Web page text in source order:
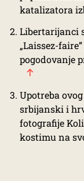
katalizatora
Libertarijanci
„Laissez-
pogodovanje
Upotreba
srbijanski i
fotografije
kostimu na